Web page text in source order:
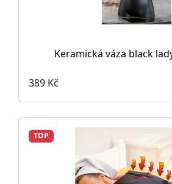
Keramická váza black
389 Kč
TOP